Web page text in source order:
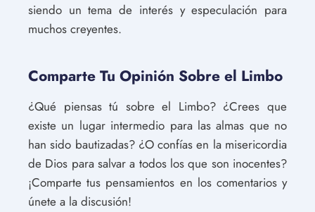
siendo un tema de interés y especulación para
muchos creyentes.
Comparte Tu Opinión Sobre el Limbo
¿Qué piensas tú sobre el Limbo? ¿Crees que
existe un lugar intermedio para las almas que no
han sido bautizadas? ¿O confías en la misericordia
de Dios para salvar a todos los que son inocentes?
¡Comparte tus pensamientos en los comentarios y
únete a la discusión!